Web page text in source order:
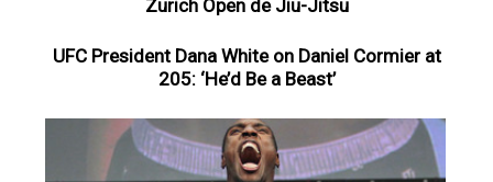
Zurich Open de Jiu-Jitsu
UFC President Dana White on Daniel Cormier at
205: ‘He’d Be a Beast’